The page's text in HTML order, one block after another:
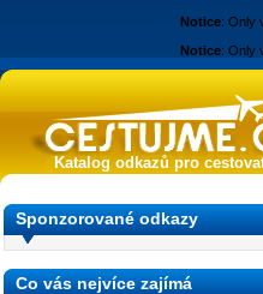
Notice: Only
Notice: Only
Katalog odkazů pro
Sponzorované odkazy
Co vás nejvíce zajímá